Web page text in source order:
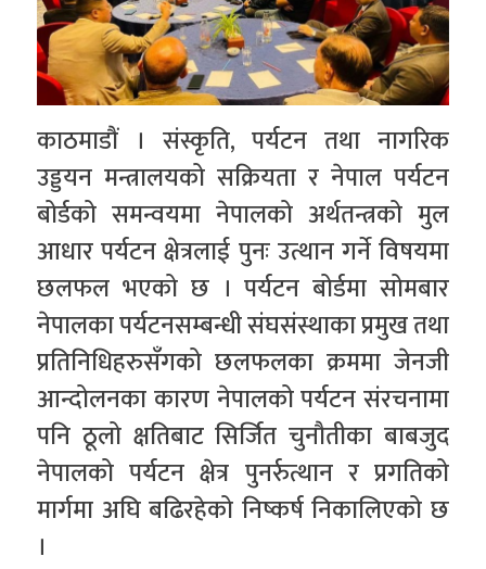
काठमाडौं । संस्कृति, पर्यटन तथा नागरिक
उड्डयन मन्त्रालयको सक्रियता र नेपाल पर्यटन
बोर्डको समन्वयमा नेपालको अर्थतन्त्रको मुल
आधार पर्यटन क्षेत्रलाई पुनः उत्थान गर्ने विषयमा
छलफल भएको छ । पर्यटन बोर्डमा सोमबार
नेपालका पर्यटनसम्बन्धी संघसंस्थाका प्रमुख तथा
प्रतिनिधिहरुसँगको छलफलका क्रममा जेनजी
आन्दोलनका कारण नेपालको पर्यटन संरचनामा
पनि ठूलो क्षतिबाट सिर्जित चुनौतीका बाबजुद
नेपालको पर्यटन क्षेत्र पुनर्रुत्थान र प्रगतिको
मार्गमा अघि बढिरहेको निष्कर्ष निकालिएको छ
।